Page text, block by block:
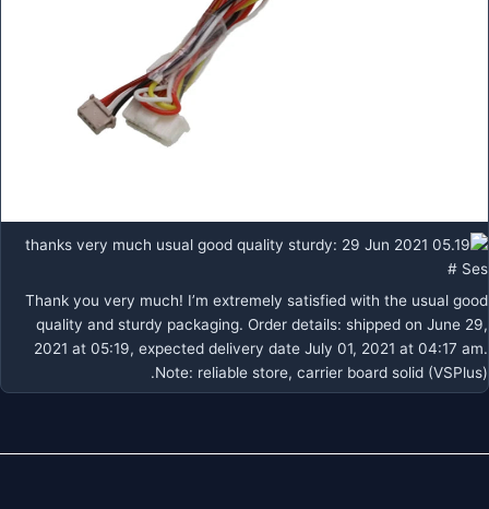
Thank you very much! I’m extremely satisfied with the usual good
quality and sturdy packaging. Order details: shipped on June 29,
2021 at 05:19, expected delivery date July 01, 2021 at 04:17 am.
Note: reliable store, carrier board solid (VSPlus).